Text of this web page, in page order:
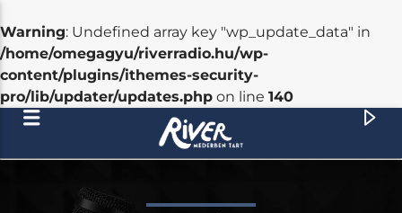
Warning: Undefined array key "wp_update_data" in
/home/omegagyu/riverradio.hu/wp-
content/plugins/ithemes-security-
pro/lib/updater/updates.php on line 140